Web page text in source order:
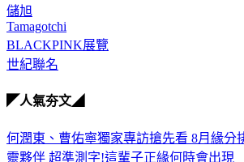
儲旭
Tamagotchi
BLACKPINK展覽
世紀聯名
◤人氣夯文◢
何潤東、曹佑寧獨家專訪搶先看 8月緣分
靈夥伴 超準測字!這輩子正緣何時會出現